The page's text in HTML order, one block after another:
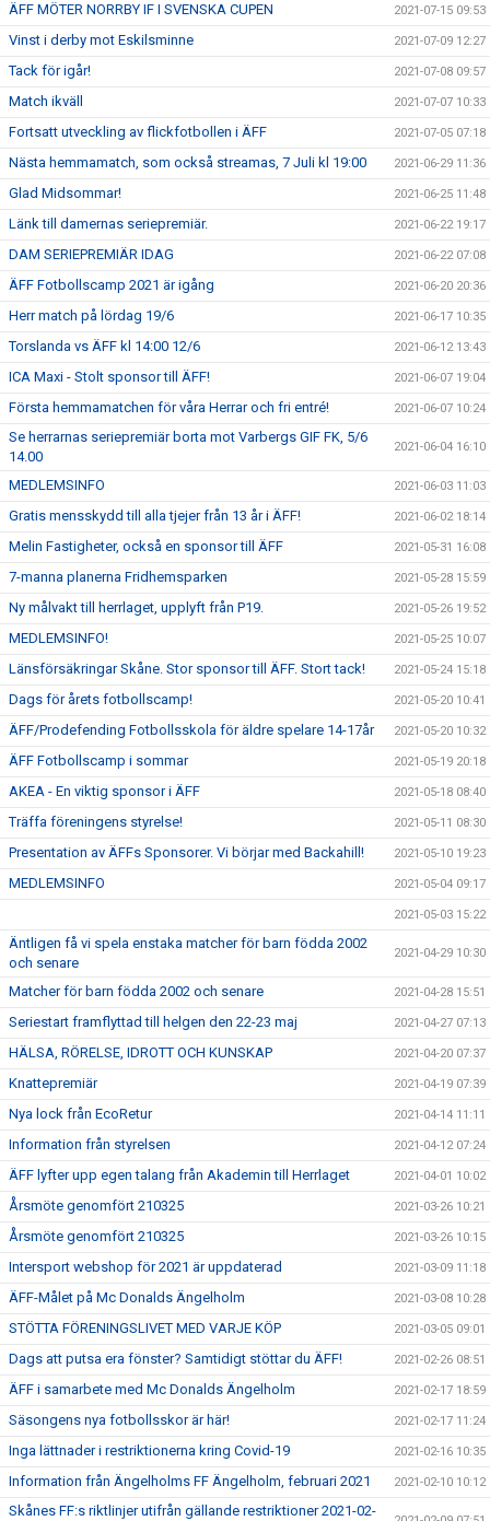
ÄFF MÖTER NORRBY IF I SVENSKA CUPEN 2021-07-15 09:53
Vinst i derby mot Eskilsminne 2021-07-09 12:27
Tack för igår! 2021-07-08 09:57
Match ikväll 2021-07-07 10:33
Fortsatt utveckling av flickfotbollen i ÄFF 2021-07-05 07:18
Nästa hemmamatch, som också streamas, 7 Juli kl 19:00 2021-06-29 11:36
Glad Midsommar! 2021-06-25 11:48
Länk till damernas seriepremiär. 2021-06-22 19:17
DAM SERIEPREMIÄR IDAG 2021-06-22 07:08
ÄFF Fotbollscamp 2021 är igång 2021-06-20 20:36
Herr match på lördag 19/6 2021-06-17 10:35
Torslanda vs ÄFF kl 14:00 12/6 2021-06-12 13:43
ICA Maxi - Stolt sponsor till ÄFF! 2021-06-07 19:04
Första hemmamatchen för våra Herrar och fri entré! 2021-06-07 10:24
Se herrarnas seriepremiär borta mot Varbergs GIF FK, 5/6
14.00
2021-06-04 16:10
MEDLEMSINFO 2021-06-03 11:03
Gratis mensskydd till alla tjejer från 13 år i ÄFF! 2021-06-02 18:14
Melin Fastigheter, också en sponsor till ÄFF 2021-05-31 16:08
7-manna planerna Fridhemsparken 2021-05-28 15:59
Ny målvakt till herrlaget, upplyft från P19. 2021-05-26 19:52
MEDLEMSINFO! 2021-05-25 10:07
Länsförsäkringar Skåne. Stor sponsor till ÄFF. Stort tack! 2021-05-24 15:18
Dags för årets fotbollscamp! 2021-05-20 10:41
ÄFF/Prodefending Fotbollsskola för äldre spelare 14-17år 2021-05-20 10:32
ÄFF Fotbollscamp i sommar 2021-05-19 20:18
AKEA - En viktig sponsor i ÄFF 2021-05-18 08:40
Träffa föreningens styrelse! 2021-05-11 08:30
Presentation av ÄFFs Sponsorer. Vi börjar med Backahill! 2021-05-10 19:23
MEDLEMSINFO 2021-05-04 09:17
2021-05-03 15:22
Äntligen få vi spela enstaka matcher för barn födda 2002
och senare
2021-04-29 10:30
Matcher för barn födda 2002 och senare 2021-04-28 15:51
Seriestart framflyttad till helgen den 22-23 maj 2021-04-27 07:13
HÄLSA, RÖRELSE, IDROTT OCH KUNSKAP 2021-04-20 07:37
Knattepremiär 2021-04-19 07:39
Nya lock från EcoRetur 2021-04-14 11:11
Information från styrelsen 2021-04-12 07:24
ÄFF lyfter upp egen talang från Akademin till Herrlaget 2021-04-01 10:02
Årsmöte genomfört 210325 2021-03-26 10:21
Årsmöte genomfört 210325 2021-03-26 10:15
Intersport webshop för 2021 är uppdaterad 2021-03-09 11:18
ÄFF-Målet på Mc Donalds Ängelholm 2021-03-08 10:28
STÖTTA FÖRENINGSLIVET MED VARJE KÖP 2021-03-05 09:01
Dags att putsa era fönster? Samtidigt stöttar du ÄFF! 2021-02-26 08:51
ÄFF i samarbete med Mc Donalds Ängelholm 2021-02-17 18:59
Säsongens nya fotbollsskor är här! 2021-02-17 11:24
Inga lättnader i restriktionerna kring Covid-19 2021-02-16 10:35
Information från Ängelholms FF Ängelholm, februari 2021 2021-02-10 10:12
Skånes FF:s riktlinjer utifrån gällande restriktioner 2021-02-